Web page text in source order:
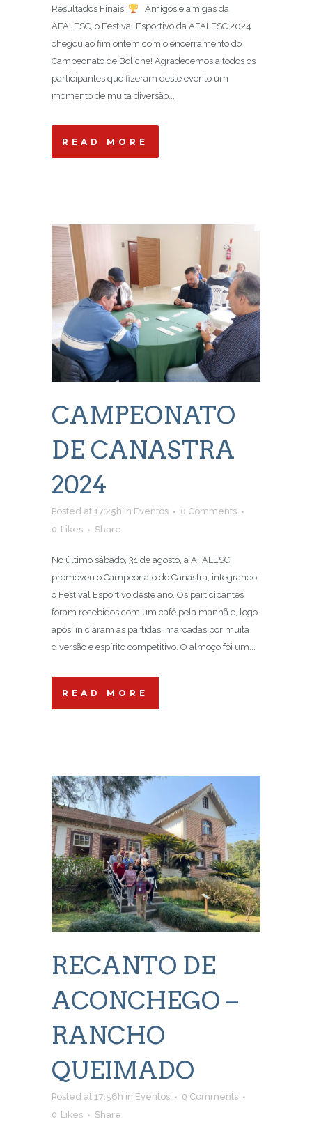
Resultados Finais!
Amigos e amigas da
AFALESC, o Festival Esportivo da AFALESC 2024
chegou ao fim ontem com o encerramento do
Campeonato de Boliche! Agradecemos a todos os
participantes que fizeram deste evento um
momento de muita diversão...
READ MORE
CAMPEONATO
DE CANASTRA
2024
Posted at 17:25h in Eventos
0 Comments
0 Likes Share
No último sábado, 31 de agosto, a AFALESC
promoveu o Campeonato de Canastra, integrando
o Festival Esportivo deste ano. Os participantes
foram recebidos com um café pela manhã e, logo
após, iniciaram as partidas, marcadas por muita
diversão e espírito competitivo. O almoço foi um...
READ MORE
RECANTO DE
ACONCHEGO –
RANCHO
QUEIMADO
Posted at 17:56h in Eventos
0 Comments
0 Likes Share